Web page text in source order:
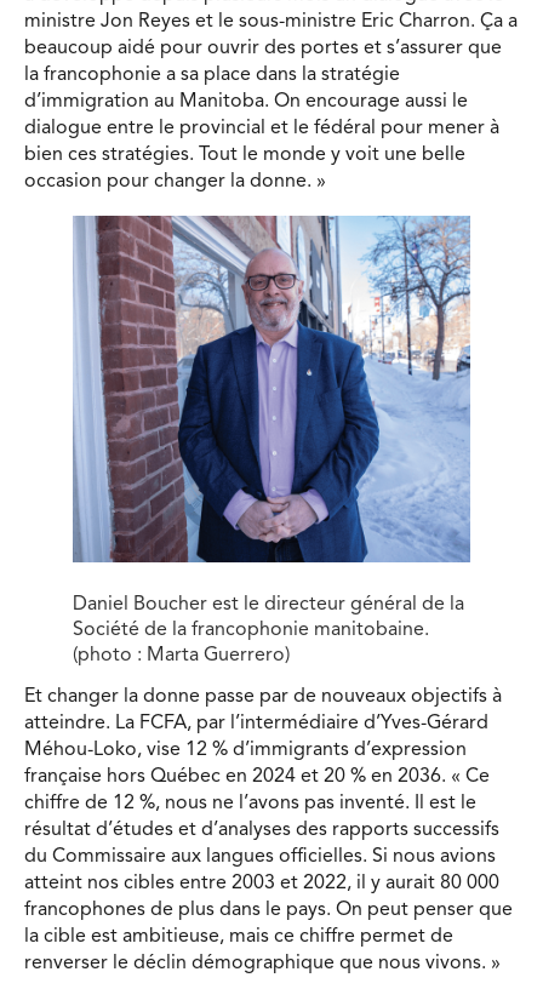
ministre Jon Reyes et le sous-ministre Eric Charron. Ça a
beaucoup aidé pour ouvrir des portes et s’assurer que
la francophonie a sa place dans la stratégie
d’immigration au Manitoba. On encourage aussi le
dialogue entre le provincial et le fédéral pour mener à
bien ces stratégies. Tout le monde y voit une belle
occasion pour changer la donne. »
Daniel Boucher est le directeur général de la
Société de la francophonie manitobaine.
(photo : Marta Guerrero)
Et changer la donne passe par de nouveaux objectifs à
atteindre. La FCFA, par l’intermédiaire d’Yves-Gérard
Méhou-Loko, vise 12 % d’immigrants d’expression
française hors Québec en 2024 et 20 % en 2036. « Ce
chiffre de 12 %, nous ne l’avons pas inventé. Il est le
résultat d’études et d’analyses des rapports successifs
du Commissaire aux langues officielles. Si nous avions
atteint nos cibles entre 2003 et 2022, il y aurait 80 000
francophones de plus dans le pays. On peut penser que
la cible est ambitieuse, mais ce chiffre permet de
renverser le déclin démographique que nous vivons. »